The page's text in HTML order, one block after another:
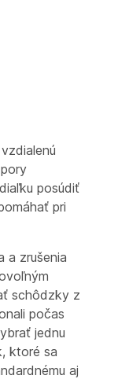
posúdiť
pri
a zrušenia
schôdzky z
počas
jednu
ktoré sa
aj